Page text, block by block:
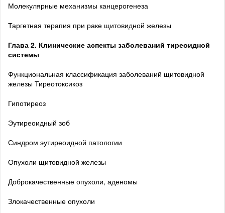
Молекулярные механизмы канцерогенеза
Таргетная терапия при раке щитовидной железы
Глава 2. Клинические аспекты заболеваний тиреоидной
системы
Функциональная классификация заболеваний щитовидной
железы Тиреотоксикоз
Гипотиреоз
Эутиреоидный зоб
Синдром эутиреоидной патологии
Опухоли щитовидной железы
Доброкачественные опухоли, аденомы
Злокачественные опухоли